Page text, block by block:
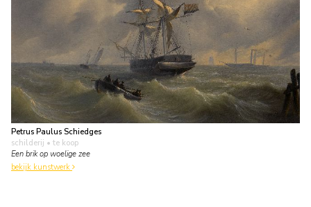
Petrus Paulus Schiedges
schilderij • te koop
Een brik op woelige zee
bekijk kunstwerk